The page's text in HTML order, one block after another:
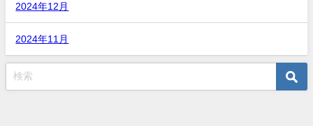
2024年12月
2024年11月